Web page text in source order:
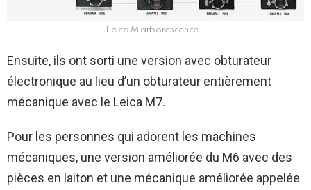
Leica M arborescence
Ensuite, ils ont sorti une version avec obturateur
électronique au lieu d’un obturateur entièrement
mécanique avec le Leica M7.
Pour les personnes qui adorent les machines
mécaniques, une version améliorée du M6 avec des
pièces en laiton et une mécanique améliorée appelée